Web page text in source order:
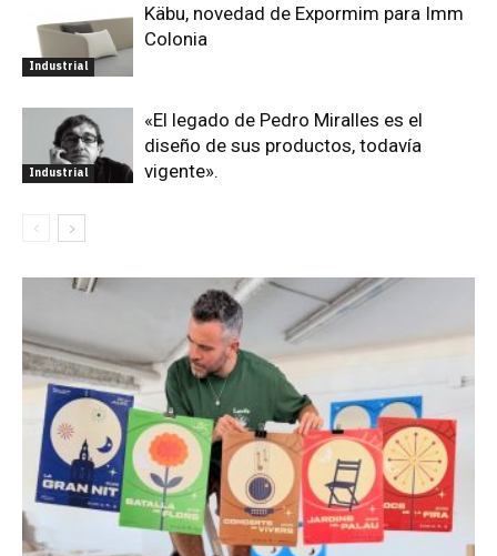
Industrial
Käbu, novedad de Expormim para Imm
Colonia
Industrial
«El legado de Pedro Miralles es el
diseño de sus productos, todavía
vigente».